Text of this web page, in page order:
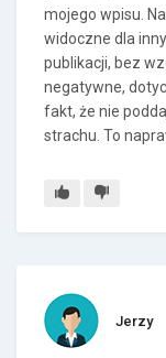
mojego wpisu.
widoczne dla
publikacji, bez
negatywne,
fakt, że nie
strachu. To
Jerzy